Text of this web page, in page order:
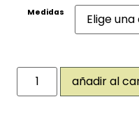
Medidas
añadir al